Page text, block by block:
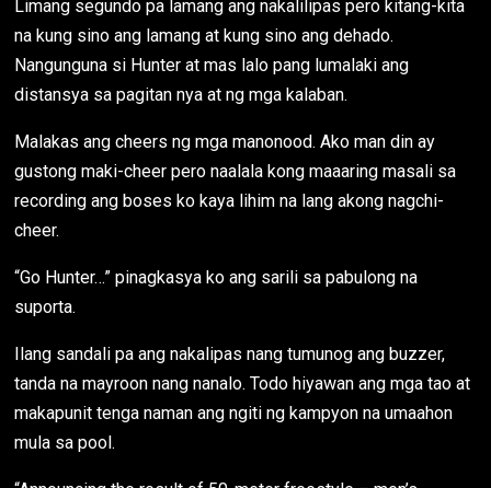
Limang segundo pa lamang ang nakalilipas pero kitang-kita
na kung sino ang lamang at kung sino ang dehado.
Nangunguna si Hunter at mas lalo pang lumalaki ang
distansya sa pagitan nya at ng mga kalaban.
Malakas ang cheers ng mga manonood. Ako man din ay
gustong maki-cheer pero naalala kong maaaring masali sa
recording ang boses ko kaya lihim na lang akong nagchi-
cheer.
“Go Hunter…” pinagkasya ko ang sarili sa pabulong na
suporta.
Ilang sandali pa ang nakalipas nang tumunog ang buzzer,
tanda na mayroon nang nanalo. Todo hiyawan ang mga tao at
makapunit tenga naman ang ngiti ng kampyon na umaahon
mula sa pool.